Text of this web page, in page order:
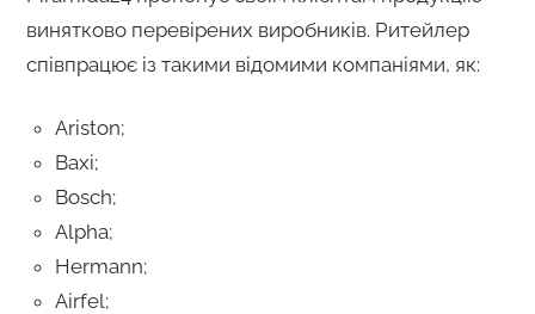
винятково перевірених виробників. Ритейлер
співпрацює із такими відомими компаніями, як:
Ariston;
Baxi;
Bosch;
Alpha;
Hermann;
Airfel;